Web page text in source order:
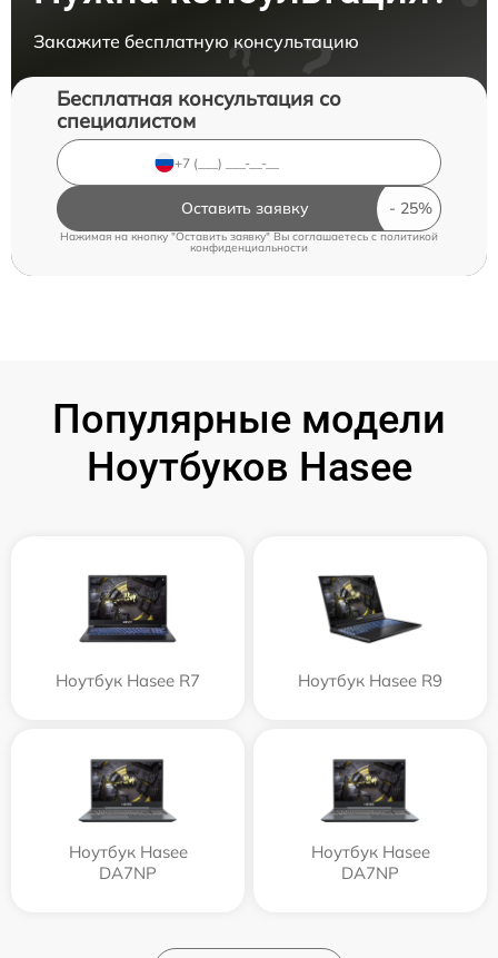
Закажите бесплатную консультацию
Бесплатная консультация со
специалистом
Оставить заявку
Нажимая на кнопку "Оставить заявку" Вы соглашаетесь c политикой
конфиденциальности
Популярные модели
Ноутбуков Hasee
Ноутбук Hasee R7 Ноутбук Hasee R9
Ноутбук Hasee
DA7NP
Ноутбук Hasee
DA7NP